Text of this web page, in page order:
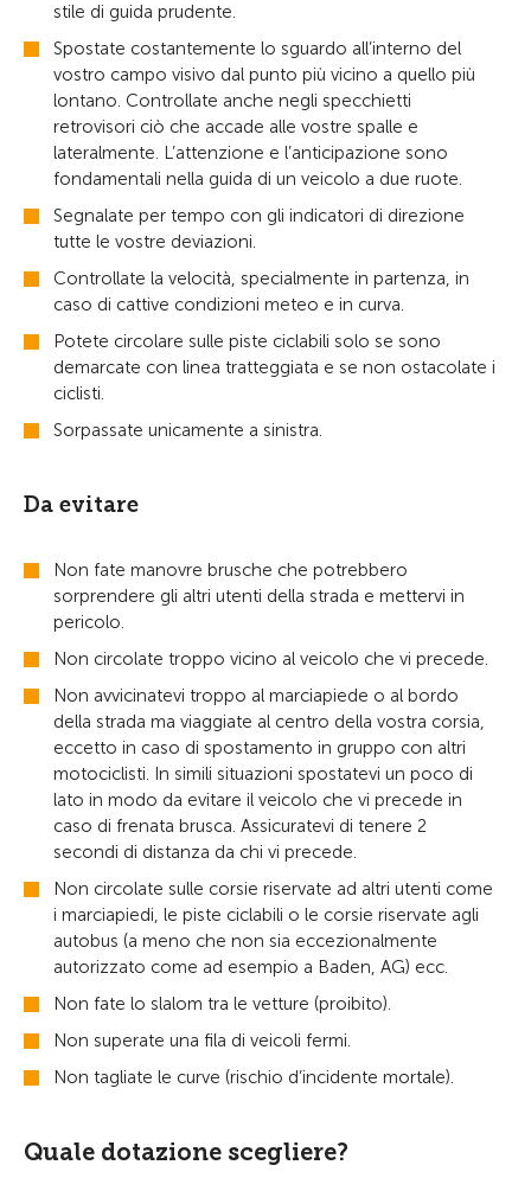
stile di guida prudente.
Spostate costantemente lo sguardo all’interno del
vostro campo visivo dal punto più vicino a quello più
lontano. Controllate anche negli specchietti
retrovisori ciò che accade alle vostre spalle e
lateralmente. L’attenzione e l’anticipazione sono
fondamentali nella guida di un veicolo a due ruote.
Segnalate per tempo con gli indicatori di direzione
tutte le vostre deviazioni.
Controllate la velocità, specialmente in partenza, in
caso di cattive condizioni meteo e in curva.
Potete circolare sulle piste ciclabili solo se sono
demarcate con linea tratteggiata e se non ostacolate i
ciclisti.
Sorpassate unicamente a sinistra.
Da evitare
Non fate manovre brusche che potrebbero
sorprendere gli altri utenti della strada e mettervi in
pericolo.
Non circolate troppo vicino al veicolo che vi precede.
Non avvicinatevi troppo al marciapiede o al bordo
della strada ma viaggiate al centro della vostra corsia,
eccetto in caso di spostamento in gruppo con altri
motociclisti. In simili situazioni spostatevi un poco di
lato in modo da evitare il veicolo che vi precede in
caso di frenata brusca. Assicuratevi di tenere 2
secondi di distanza da chi vi precede.
Non circolate sulle corsie riservate ad altri utenti come
i marciapiedi, le piste ciclabili o le corsie riservate agli
autobus (a meno che non sia eccezionalmente
autorizzato come ad esempio a Baden, AG) ecc.
Non fate lo slalom tra le vetture (proibito).
Non superate una fila di veicoli fermi.
Non tagliate le curve (rischio d’incidente mortale).
Quale dotazione scegliere?